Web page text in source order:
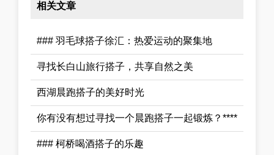
相关文章
### 羽毛球搭子徐汇：热爱运动的聚集地
寻找长白山旅行搭子，共享自然之美
西湖晨跑搭子的美好时光
你有没有想过寻找一个晨跑搭子一起锻炼？****
### 柯桥喝酒搭子的乐趣